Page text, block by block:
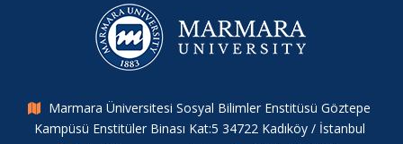
Marmara Üniversitesi Sosyal Bilimler Enstitüsü Göztepe
Kampüsü Enstitüler Binası Kat:5 34722 Kadıköy / İstanbul